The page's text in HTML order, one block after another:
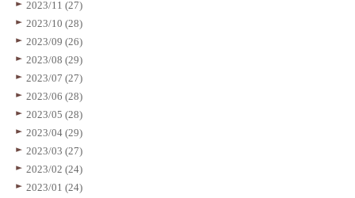
2023/11 (27)
2023/10 (28)
2023/09 (26)
2023/08 (29)
2023/07 (27)
2023/06 (28)
2023/05 (28)
2023/04 (29)
2023/03 (27)
2023/02 (24)
2023/01 (24)